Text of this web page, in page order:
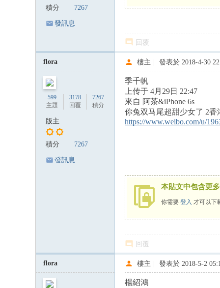
積分 7267
發訊息
回覆
flora
599
主題
3178
回覆
7267
積分
版主
積分 7267
發訊息
樓主 發表於 2018-4-30
季千帆
上传于 4月29日 22:47
來自 阿茶&iPhone 6s
你兔双马尾超甜少女了 2香
https://www.weibo.com/u/
本貼文中包含更
你需要 登入 才可以下
回覆
flora 樓主 發表於 2018-5-2
楊紹鴻